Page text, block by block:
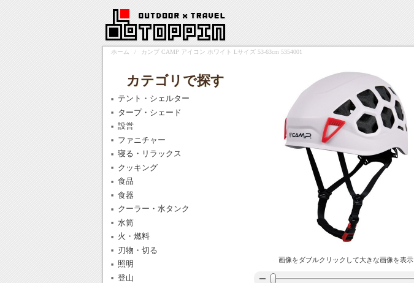
ホーム / カンプ CAMP アイコン ホワイト Lサイズ 53-63cm 5354001
画像をダブルクリックして大きな画像を表示
カテゴリで探す
テント・シェルター
タープ・シェード
設営
ファニチャー
寝る・リラックス
クッキング
食品
食器
クーラー・水タンク
水筒
火・燃料
刃物・切る
照明
登山